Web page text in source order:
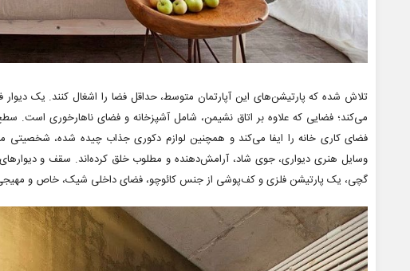
تلاش شده که پارتیشن‌های این آپارتمان متوسط، حداقل فضا را اشغال کنند. یک
می‌کند؛ فضایی که علاوه بر اتاق نشیمن، شامل آشپزخانه و فضای ناهارخوری است.
فضای کاری خانه را ایفا می‌کند و همچنین لوازم دکوری جذاب چیده شده، شخصیتی
وسایل هنری دیواری، جوی شاد، آرامش‌دهنده و مطلوب خلق کرده‌اند. سقف و
گچی، یک پارتیشن فلزی و کف‌پوشی از جنس کائوچو، فضای داخلی شیک، خاص و مهیجی